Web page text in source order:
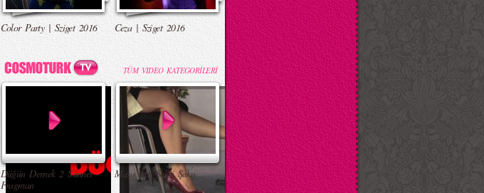
Color Party | Sziget 2016 Ceza | Sziget 2016
TÜM VIDEO KATEGORİLERİ
Düğün Dernek 2 Sünnet -
Fragman
Masa Altı Seksi Şaka